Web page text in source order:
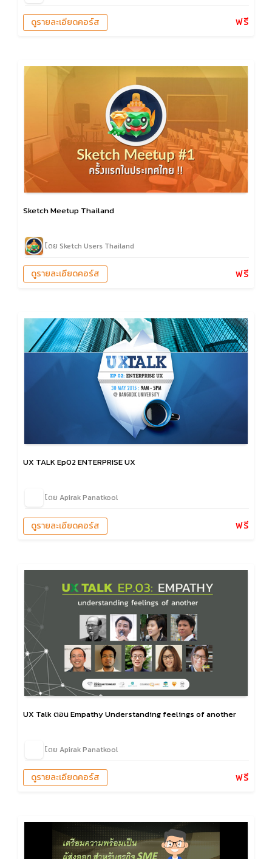
ฟรี
ดูรายละเอียดคอร์ส
Sketch Meetup Thailand
โดย Sketch Users Thailand
ฟรี
ดูรายละเอียดคอร์ส
UX TALK Ep02 ENTERPRISE UX
โดย Apirak Panatkool
ฟรี
ดูรายละเอียดคอร์ส
UX Talk ตอน Empathy Understanding feelings of another
โดย Apirak Panatkool
ฟรี
ดูรายละเอียดคอร์ส